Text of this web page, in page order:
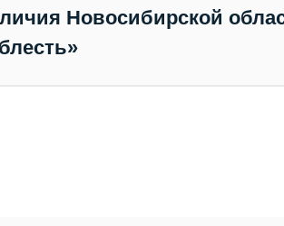
Новосибирской